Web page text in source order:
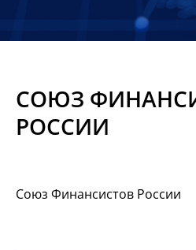
Материалы
СОЮЗ
РОССИИ
Союз Финансистов России